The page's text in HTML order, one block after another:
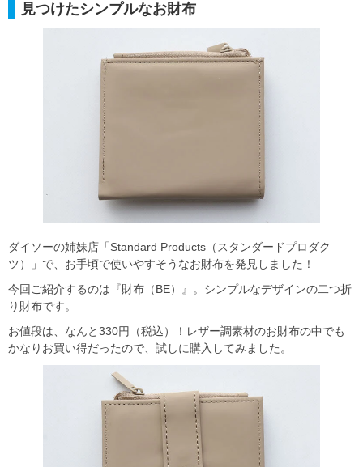
見つけたシンプルなお財布
ダイソーの姉妹店「Standard Products（スタンダードプロダク
ツ）」で、お手頃で使いやすそうなお財布を発見しました！
今回ご紹介するのは『財布（BE）』。シンプルなデザインの二つ折
り財布です。
お値段は、なんと330円（税込）！レザー調素材のお財布の中でも
かなりお買い得だったので、試しに購入してみました。